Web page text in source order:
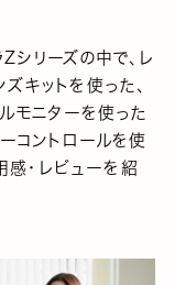
シリーズの中で、レ
キットを使った、
モニターを使った
コントロールを使
感・レビューを紹